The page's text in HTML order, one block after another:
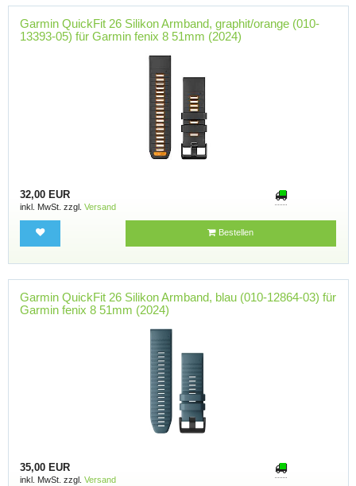
Garmin QuickFit 26 Silikon Armband, graphit/orange (010-
13393-05) für Garmin fenix 8 51mm (2024)
32,00 EUR
inkl. MwSt. zzgl. Versand
Bestellen
Garmin QuickFit 26 Silikon Armband, blau (010-12864-03) für
Garmin fenix 8 51mm (2024)
35,00 EUR
inkl. MwSt. zzgl. Versand